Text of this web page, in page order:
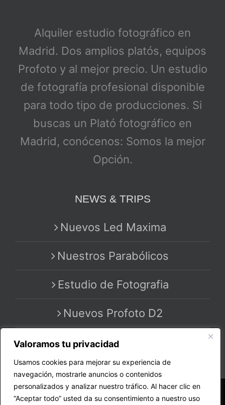
Valoramos tu privacidad
Usamos cookies para mejorar su experiencia de
navegación, mostrarle anuncios o contenidos
personalizados y analizar nuestro tráfico. Al hacer clic en
“Aceptar todo” usted da su consentimiento a nuestro uso
Alquiler estudio fotográfico en
Madrid. Dos amplios platós, equipos
Profoto y al mejor precio. Un estudio
de fotografía profesional disponible
para todo tipo de producciones. Si
buscas un Plató fotográfico en
Madrid, conócenos: Somos la mejor
Opción.
NEWS & TRIPS
Nuevos Led Maxima
Nuestros Parabólicos
Estudio de Fotografia
Nuevos Profoto D2
Copyright 2020 - 2025 | All Rights Reserved | by